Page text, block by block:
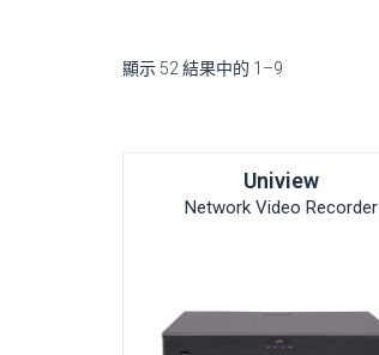
顯示 52 結果中的 1–9
Uniview
Network Video Recorder